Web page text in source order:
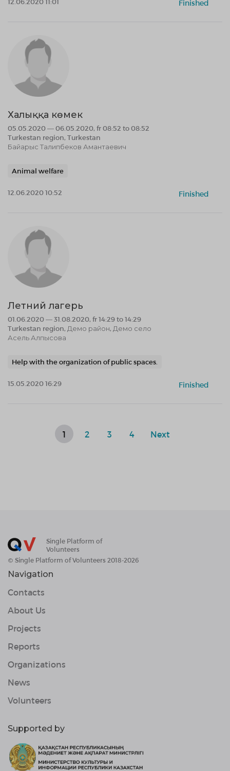
Finished
Халыққа көмек
05.05.2020 — 06.05.2020, fr 08:52 to 08:52
Turkestan region, Turkestan
Байарыс Талипбеков Амантаевич
Animal welfare
12.06.2020 10:52 Finished
Летний лагерь
01.06.2020 — 31.08.2020, fr 14:29 to 14:29
Turkestan region, Демо район, Демо село
Асель Алпысова
Help with the organization of public spaces.
15.05.2020 16:29 Finished
1 2 3 4 Next
Single Platform of
Volunteers
© Single Platform of Volunteers 2018-2026
Navigation
Contacts
About Us
Projects
Reports
Organizations
News
Volunteers
Supported by